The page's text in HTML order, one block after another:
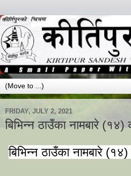
FRIDAY, JULY 2, 2021
बिभिन्न ठाउँका नामबारे (१४)
बिभिन्न ठाउँका नामबारे (१४)